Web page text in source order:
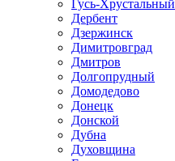
Гусь-Хрустальный
Дербент
Дзержинск
Димитровград
Дмитров
Долгопрудный
Домодедово
Донецк
Донской
Дубна
Духовщина